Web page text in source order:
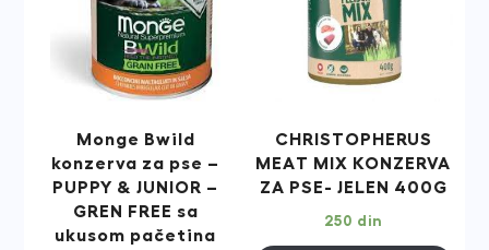
Monge Bwild
konzerva za pse –
PUPPY & JUNIOR –
GREN FREE sa
ukusom pačetina
CHRISTOPHERUS
MEAT MIX KONZERVA
ZA PSE- JELEN 400G
250 din